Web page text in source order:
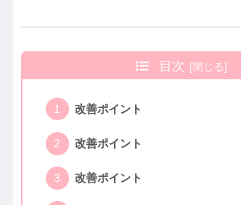
目次
改善ポイント
改善ポイント
改善ポイント